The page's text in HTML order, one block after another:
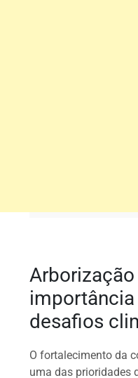
desafios
O fortalecimento da
uma das prioridades